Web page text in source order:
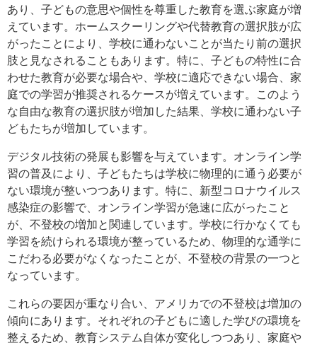
あり、子どもの意思や個性を尊重した教育を選ぶ家庭が増
えています。ホームスクーリングや代替教育の選択肢が広
がったことにより、学校に通わないことが当たり前の選択
肢と見なされることもあります。特に、子どもの特性に合
わせた教育が必要な場合や、学校に適応できない場合、家
庭での学習が推奨されるケースが増えています。このよう
な自由な教育の選択肢が増加した結果、学校に通わない子
どもたちが増加しています。
デジタル技術の発展も影響を与えています。オンライン学
習の普及により、子どもたちは学校に物理的に通う必要が
ない環境が整いつつあります。特に、新型コロナウイルス
感染症の影響で、オンライン学習が急速に広がったこと
が、不登校の増加と関連しています。学校に行かなくても
学習を続けられる環境が整っているため、物理的な通学に
こだわる必要がなくなったことが、不登校の背景の一つと
なっています。
これらの要因が重なり合い、アメリカでの不登校は増加の
傾向にあります。それぞれの子どもに適した学びの環境を
整えるため、教育システム自体が変化しつつあり、家庭や